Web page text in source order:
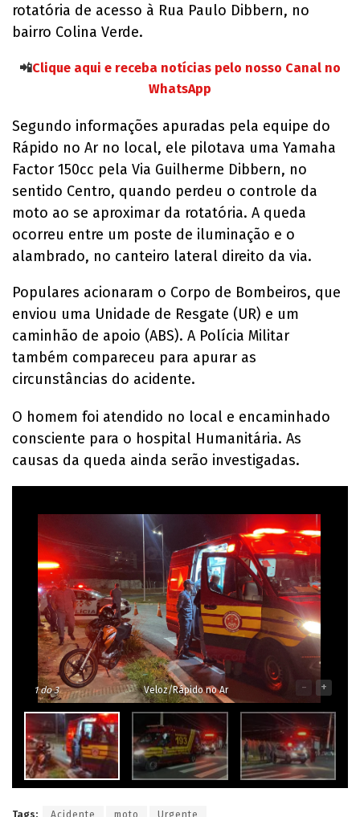
rotatória de acesso à Rua Paulo Dibbern, no
bairro Colina Verde.
📲Clique aqui e receba notícias pelo nosso Canal no
WhatsApp
Segundo informações apuradas pela equipe do
Rápido no Ar no local, ele pilotava uma Yamaha
Factor 150cc pela Via Guilherme Dibbern, no
sentido Centro, quando perdeu o controle da
moto ao se aproximar da rotatória. A queda
ocorreu entre um poste de iluminação e o
alambrado, no canteiro lateral direito da via.
Populares acionaram o Corpo de Bombeiros, que
enviou uma Unidade de Resgate (UR) e um
caminhão de apoio (ABS). A Polícia Militar
também compareceu para apurar as
circunstâncias do acidente.
O homem foi atendido no local e encaminhado
consciente para o hospital Humanitária. As
causas da queda ainda serão investigadas.
1do 3 Veloz/Rápido no Ar - +
Tags: Acidente moto Urgente